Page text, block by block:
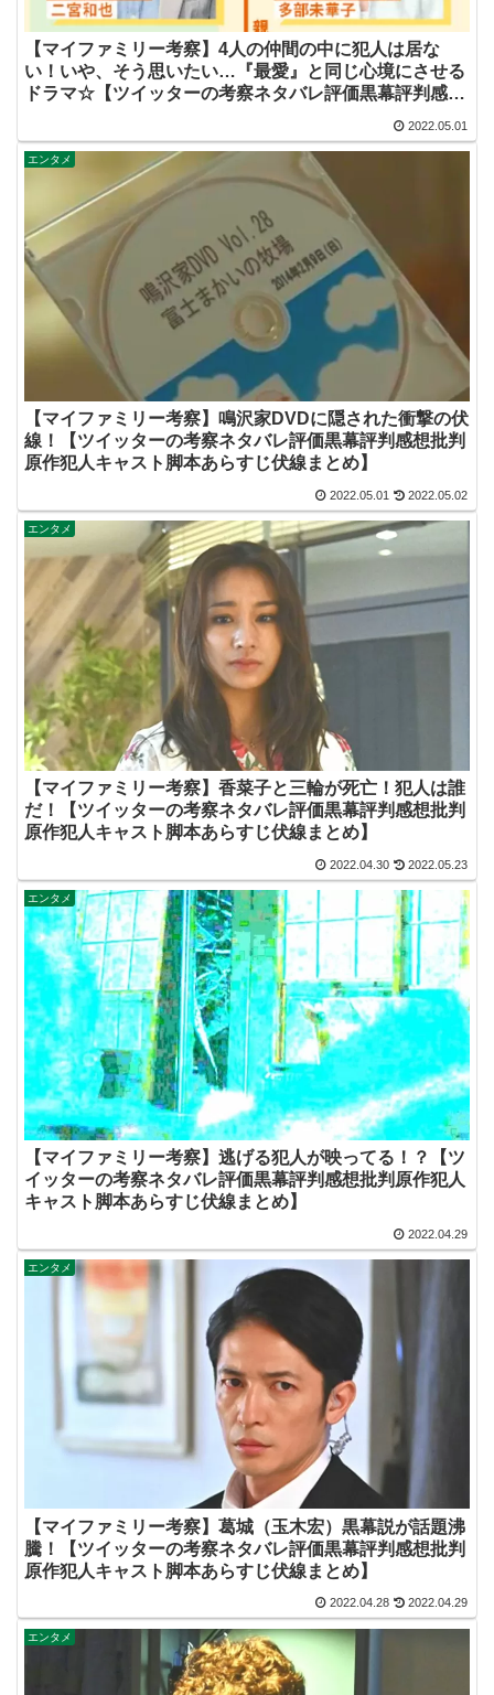
【マイファミリー考察】4人の仲間の中に犯人は居な
い！いや、そう思いたい…『最愛』と同じ心境にさせる
ドラマ☆【ツイッターの考察ネタバレ評価黒幕評判感想
2022.05.01
エンタメ
【マイファミリー考察】鳴沢家DVDに隠された衝撃の伏
線！【ツイッターの考察ネタバレ評価黒幕評判感想批判
原作犯人キャスト脚本あらすじ伏線まとめ】
2022.05.01 2022.05.02
エンタメ
【マイファミリー考察】香菜子と三輪が死亡！犯人は誰
だ！【ツイッターの考察ネタバレ評価黒幕評判感想批判
原作犯人キャスト脚本あらすじ伏線まとめ】
2022.04.30 2022.05.23
エンタメ
【マイファミリー考察】逃げる犯人が映ってる！？【ツ
イッターの考察ネタバレ評価黒幕評判感想批判原作犯人
キャスト脚本あらすじ伏線まとめ】
2022.04.29
エンタメ
【マイファミリー考察】葛城（玉木宏）黒幕説が話題沸
騰！【ツイッターの考察ネタバレ評価黒幕評判感想批判
原作犯人キャスト脚本あらすじ伏線まとめ】
2022.04.28 2022.04.29
エンタメ